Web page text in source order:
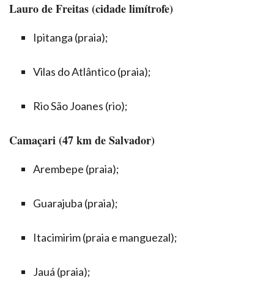
Lauro de Freitas (cidade limítrofe)
Ipitanga (praia);
Vilas do Atlântico (praia);
Rio São Joanes (rio);
Camaçari (47 km de Salvador)
Arembepe (praia);
Guarajuba (praia);
Itacimirim (praia e manguezal);
Jauá (praia);